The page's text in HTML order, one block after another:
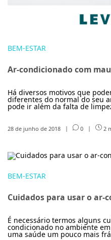
BEM-ESTAR
Ar-condicionado com
Há diversos motivos que
diferentes do normal do seu
pode ir além da falta de
28 de junho de 2018 | 0 | 2
BEM-ESTAR
Cuidados para usar o ar-
É necessário termos alguns
condicionado no ambiente
uma saúde um pouco mais